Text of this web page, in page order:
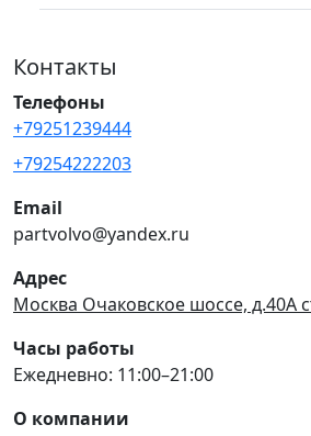
Контакты
Телефоны
+79251239444
+79254222203
Email
partvolvo@yandex.ru
Адрес
Москва Очаковское шоссе, д.40А
Часы работы
Ежедневно: 11:00–21:00
О компании